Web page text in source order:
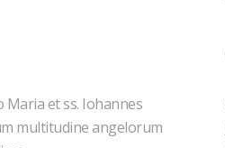
Maria et ss. Iohannes
multitudine angelorum